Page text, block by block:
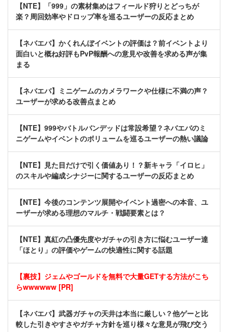
【NTE】「999」の素材集めはフィールド狩りとどっちが
楽？周回効率やドロップ率を巡るユーザーの反応まとめ
【ネバエバ】かくれんぼイベントの評価は？前イベントより
面白いと概ね好評もPvP報酬への意見や改善を求める声が集
まる
【ネバエバ】ミニゲームのカメラワークや仕様に不満の声？
ユーザーが求める改善点まとめ
【NTE】999やバトルバンデッドは常設希望？ネバエバのミ
ニゲームやイベントのボリュームを巡るユーザーの熱い議論
【NTE】見た目だけで引く価値あり！？新キャラ「イロヒ」
のスキルや編成シナジーに関するユーザーの反応まとめ
【NTE】今後のコンテンツ展開やイベント過密への本音、ユ
ーザーが求める理想のマルチ・戦闘要素とは？
【NTE】真紅の凸優先度やガチャの引き方に悩むユーザー達
「ほとり」の評価やゲームの快適性に関する話題
【裏技】ジェムやゴールドを無料で大量GETする方法がこち
らwwwwww [PR]
【ネバエバ】武器ガチャの天井は本当に厳しい？他ゲーと比
較した引きやすさやガチャ方針を巡り様々な意見が飛び交う